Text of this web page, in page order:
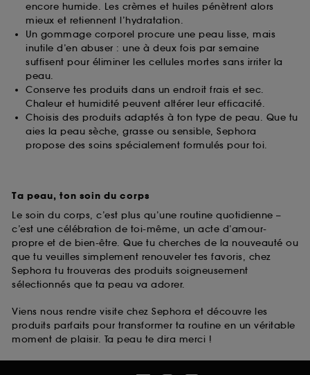
encore humide. Les crèmes et huiles pénètrent alors
mieux et retiennent l’hydratation.
Un gommage corporel procure une peau lisse, mais
inutile d’en abuser : une à deux fois par semaine
suffisent pour éliminer les cellules mortes sans irriter la
peau.
Conserve tes produits dans un endroit frais et sec.
Chaleur et humidité peuvent altérer leur efficacité.
Choisis des produits adaptés à ton type de peau. Que tu
aies la peau sèche, grasse ou sensible, Sephora
propose des soins spécialement formulés pour toi.
Ta peau, ton soin du corps
Le soin du corps, c’est plus qu’une routine quotidienne –
c’est une célébration de toi-même, un acte d’amour-
propre et de bien-être. Que tu cherches de la nouveauté ou
que tu veuilles simplement renouveler tes favoris, chez
Sephora tu trouveras des produits soigneusement
sélectionnés que ta peau va adorer.
Viens nous rendre visite chez Sephora et découvre les
produits parfaits pour transformer ta routine en un véritable
moment de plaisir. Ta peau te dira merci !